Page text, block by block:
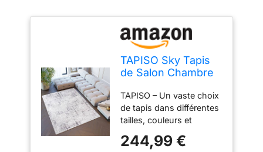
TAPISO Sky Tapis
de Salon Chambre
Adulte Bureau
Design Moderne
Gris Foncé Blanc
Vintage Moucheté
Rayures Motif à
TAPISO – Un vaste choix
de tapis dans différentes
tailles, couleurs et
comprennent des motifs
244,99 €